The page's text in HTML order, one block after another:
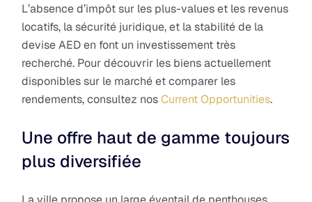
L’absence d’impôt sur les plus-values et les revenus
locatifs, la sécurité juridique, et la stabilité de la
devise AED en font un investissement très
recherché. Pour découvrir les biens actuellement
disponibles sur le marché et comparer les
rendements, consultez nosCurrent Opportunities.
Une offre haut de gamme toujours
plus diversifiée